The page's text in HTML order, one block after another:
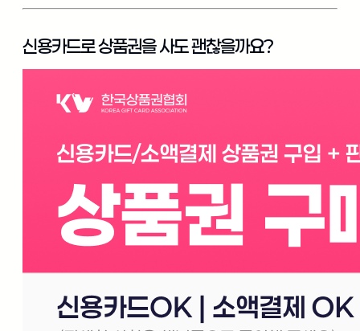
신용카드로 상품권을 사도 괜찮을까요?